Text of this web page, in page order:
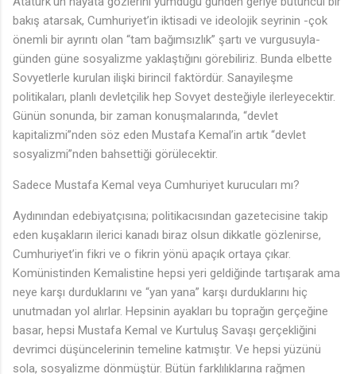
bakış atarsak, Cumhuriyet’in iktisadi ve ideolojik seyrinin -çok
önemli bir ayrıntı olan “tam bağımsızlık” şartı ve vurgusuyla-
günden güne sosyalizme yaklaştığını görebiliriz. Bunda elbette
Sovyetlerle kurulan ilişki birincil faktördür. Sanayileşme
politikaları, planlı devletçilik hep Sovyet desteğiyle ilerleyecektir.
Günün sonunda, bir zaman konuşmalarında, “devlet
kapitalizmi”nden söz eden Mustafa Kemal’in artık “devlet
sosyalizmi”nden bahsettiği görülecektir.
Sadece Mustafa Kemal veya Cumhuriyet kurucuları mı?
Aydınından edebiyatçısına; politikacısından gazetecisine takip
eden kuşakların ilerici kanadı biraz olsun dikkatle gözlenirse,
Cumhuriyet’in fikri ve o fikrin yönü apaçık ortaya çıkar.
Komünistinden Kemalistine hepsi yeri geldiğinde tartışarak ama
neye karşı durduklarını ve “yan yana” karşı durduklarını hiç
unutmadan yol alırlar. Hepsinin ayakları bu toprağın gerçeğine
basar, hepsi Mustafa Kemal ve Kurtuluş Savaşı gerçekliğini
devrimci düşüncelerinin temeline katmıştır. Ve hepsi yüzünü
sola, sosyalizme dönmüştür. Bütün farklılıklarına rağmen